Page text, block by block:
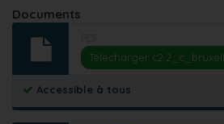
Documents
Télécharger
Accessible à tous